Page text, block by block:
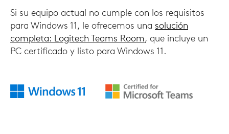
Si su equipo actual no cumple con los requisitos
para Windows 11, le ofrecemos una solución
completa: Logitech Teams Room, que incluye un
PC certificado y listo para Windows 11.